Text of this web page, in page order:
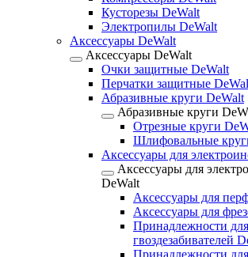
Кусторезы DeWalt
Электропилы DeWalt
Аксессуары DeWalt
Аксессуары DeWalt
Очки защитные DeWalt
Перчатки защитные
Абразивные круги DeWalt
Абразивные круги
Отрезные круги
Шлифовальные
Аксессуары для
Аксессуары для
DeWalt
Аксессуары для
Аксессуары для
Принадлежности для
гвоздезабивателей
Принадлежности для